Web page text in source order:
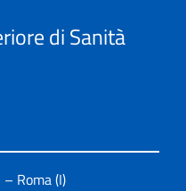
di Sanità
Roma (I)